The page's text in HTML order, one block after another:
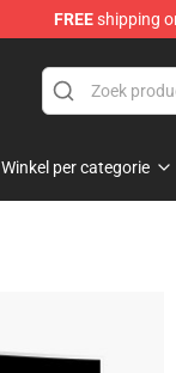
FREEshipping
Winkel per categorie